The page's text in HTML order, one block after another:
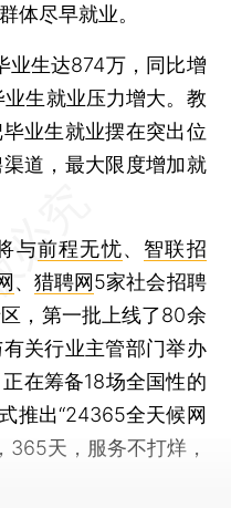
体尽早就业。
生达874万，同比增
生就业压力增大。教
业生就业摆在突出位
道，最大限度增加就
与前程无忧、 智联招
、 猎聘网5家社会招聘
，第一批上线了80余
关行业主管部门举办
在筹备18场全国性的
推出“24365全天候网
365天，服务不打烊，